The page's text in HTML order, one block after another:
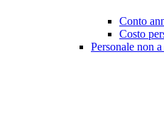
Conto
Costo
Personale non